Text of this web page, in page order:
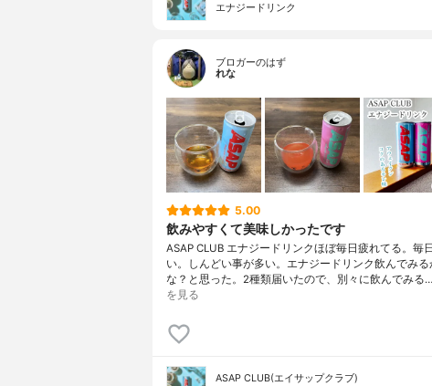
エナジードリンク
ブロガーのはず
れな
5.00
飲みやすくて美味しかったです
ASAP CLUB エナジードリンクほぼ毎日疲れてる。毎
い。しんどい事が多い。エナジードリンク飲んでみる
な？と思った。2種類届いたので、別々に飲んでみる…
を見る
ASAP CLUB(エイサップクラブ)